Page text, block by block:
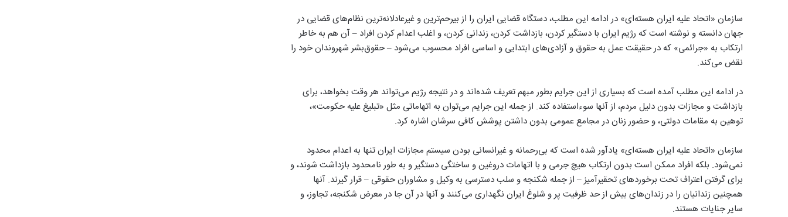
سازمان «اتحاد علیه ایران هسته‌ای» در ادامه این مطلب، دستگاه قضایی ایران را از بیرحم‌ترین و غیر‌عادلانه‌ترین نظام‌های قضایی در
جهان دانسته و نوشته است که رژیم ایران با دستگیر کردن، بازداشت کردن، زندانی کردن، و اغلب اعدام کردن افراد – آن هم به خاطر
ارتکاب به «جرائمی» که در حقیقت عمل به حقوق و آزادی‌های ابتدایی و اساسی افراد محسوب می‌شود – حقوق‌بشر شهروندان خود را
نقض می‌کند.
در ادامه این مطلب آمده است که بسیاری از این جرایم بطور مبهم تعریف شده‌اند و در نتیجه رژیم می‌تواند هر وقت بخواهد، برای
بازداشت و مجازات بدون دلیل مردم، از آنها سوء‌استفاده کند. از جمله این جرایم می‌توان به اتهاماتی مثل «تبلیغ علیه حکومت»،
توهین به مقامات دولتی، و حضور زنان در مجامع عمومی بدون داشتن پوشش کافی سرشان اشاره کرد.
سازمان «اتحاد علیه ایران هسته‌ای» یادآور شده است که بی‌رحمانه و غیر‌انسانی بودن سیستم مجازات ایران تنها به اعدام محدود
نمی‌شود. بلکه افراد ممکن است بدون ارتکاب هیچ جرمی و با اتهامات دروغین و ساختگی دستگیر و به طور نامحدود بازداشت شوند، و
برای گرفتن اعتراف تحت برخورد‌های تحقیر‌آمیز – از جمله شکنجه و سلب دسترسی به وکیل و مشاوران حقوقی – قرار گیرند. آنها
همچنین زندانیان را در زندان‌های بیش از حد ظرفیت پر و شلوغ ایران نگهداری می‌کنند و آنها در آن جا در معرض شکنجه، تجاوز، و
سایر جنایات هستند.